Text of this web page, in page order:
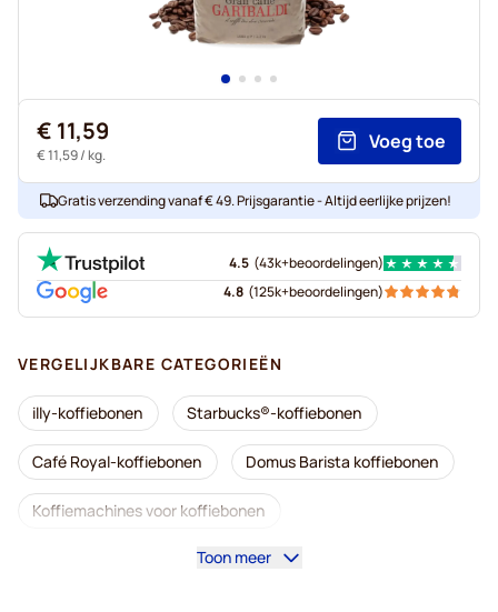
€ 11,59
€ 11,59/ kg.
Voeg toe
Gratis verzending vanaf € 49. Prijsgarantie - Altijd eerlijke prijzen!
4.5 (43k+beoordelingen)
4.8 (125k+beoordelingen)
VERGELIJKBARE CATEGORIEËN
illy-koffiebonen Starbucks®-koffiebonen
Café Royal-koffiebonen Domus Barista koffiebonen
Koffiemachines voor koffiebonen
Cafeïnevrije koffiebonen
Toon meer